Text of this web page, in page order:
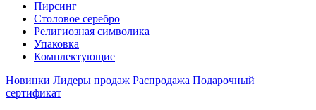
Пирсинг
Столовое серебро
Религиозная символика
Упаковка
Комплектующие
Новинки Лидеры продаж Распродажа Подарочный
сертификат